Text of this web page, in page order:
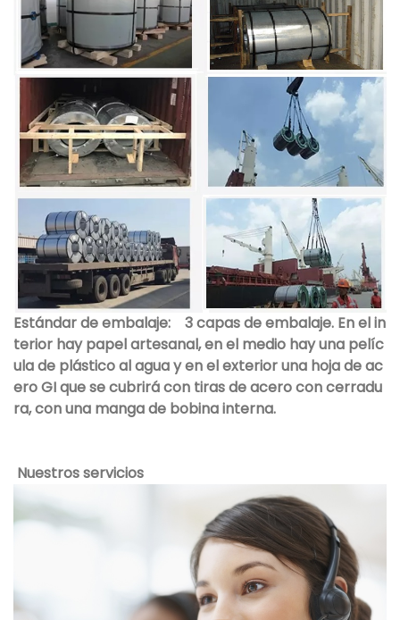
Estándar de embalaje:
3 capas de embalaje. En el in
terior hay papel artesanal, en el medio hay una pelíc
ula de plástico al agua y en el exterior una hoja de ac
ero GI que se cubrirá con tiras de acero con cerradu
ra, con una manga de bobina interna.
Nuestros servicios